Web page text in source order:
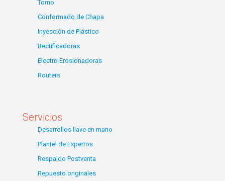
Torno
Conformado de Chapa
Inyección de Plástico
Rectificadoras
Electro Erosionadoras
Routers
Servicios
Desarrollos llave en mano
Plantel de Expertos
Respaldo Postventa
Repuesto originales